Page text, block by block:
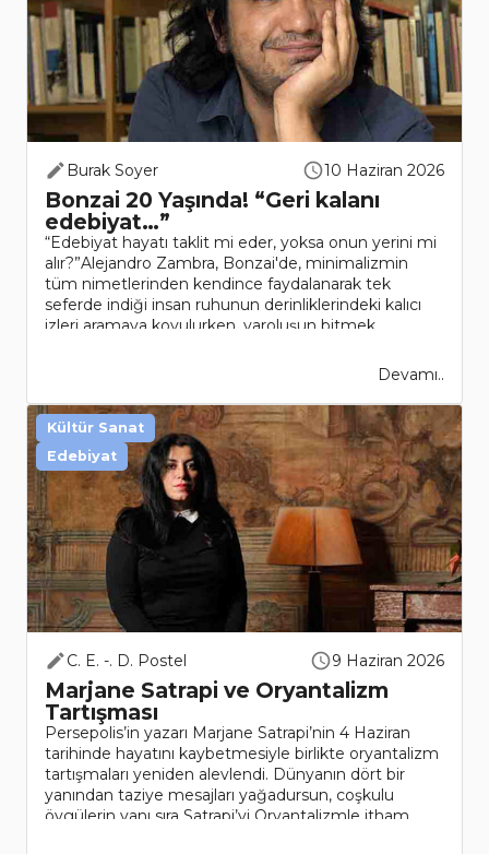
Burak Soyer 10 Haziran 2026
Bonzai 20 Yaşında! “Geri kalanı
edebiyat…”
“Edebiyat hayatı taklit mi eder, yoksa onun yerini mi
alır?”Alejandro Zambra, Bonzai'de, minimalizmin
tüm nimetlerinden kendince faydalanarak tek
seferde indiği insan ruhunun derinliklerindeki kalıcı
izleri aramaya koyulurken, varoluşun bitmek
Devamı..
C. E. -. D. Postel 9 Haziran 2026
Marjane Satrapi ve Oryantalizm
Tartışması
Persepolis’in yazarı Marjane Satrapi’nin 4 Haziran
tarihinde hayatını kaybetmesiyle birlikte oryantalizm
tartışmaları yeniden alevlendi. Dünyanın dört bir
yanından taziye mesajları yağadursun, coşkulu
övgülerin yanı sıra Satrapi’yi Oryantalizmle itham
Kültür Sanat
Edebiyat